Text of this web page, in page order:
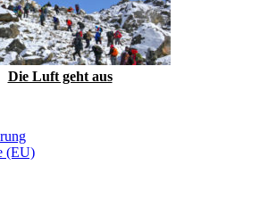
Die Luft geht aus
(EU)